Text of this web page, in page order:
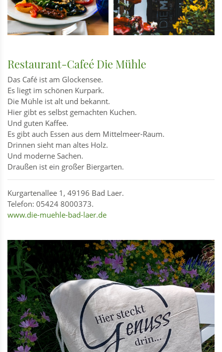
Restaurant-Cafeé Die Mühle
Das Café ist am Glockensee.
Es liegt im schönen Kurpark.
Die Mühle ist alt und bekannt.
Hier gibt es selbst gemachten Kuchen.
Und guten Kaffee.
Es gibt auch Essen aus dem Mittelmeer-Raum.
Drinnen sieht man altes Holz.
Und moderne Sachen.
Draußen ist ein großer Biergarten.
Kurgartenallee 1, 49196 Bad Laer.
Telefon: 05424 8000373.
www.die-muehle-bad-laer.de